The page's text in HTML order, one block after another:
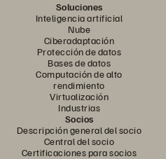
Soluciones
Inteligencia artificial
Nube
Ciberadaptación
Protección de datos
Bases de datos
Computación de alto
rendimiento
Virtualización
Industrias
Socios
Descripción general del socio
Central del socio
Certificaciones para socios